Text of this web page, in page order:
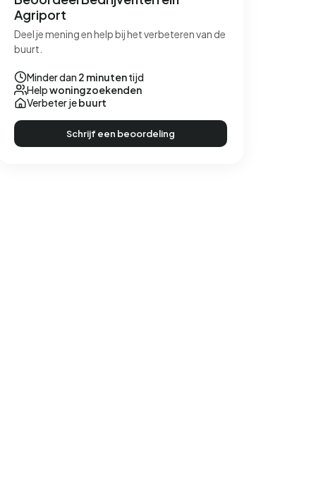
Agriport
Deel je mening en help bij het verbeteren van de
buurt.
Minder dan 2 minutentijd
Helpwoningzoekenden
Verbeter jebuurt
Schrijf een beoordeling